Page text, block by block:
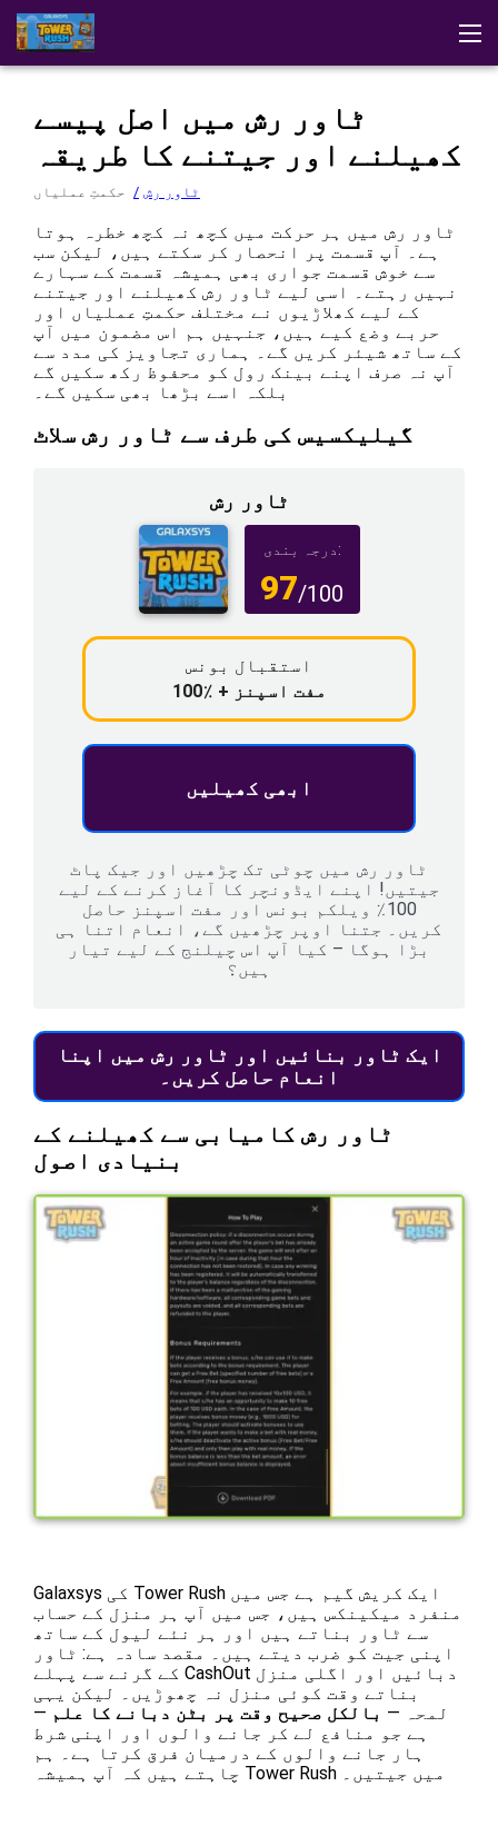
دیگر گلیکسیس کے کھیل
کیسینو میں کھیلیں
ٹاور رش میں اصل پیسے
کھیلنے اور جیتنے کا طریقہ
ٹاور رش حکمتِ عملیاں
ٹاور رش میں ہر حرکت میں کچھ نہ کچھ خطرہ ہوتا
ہے۔ آپ قسمت پر انحصار کر سکتے ہیں، لیکن سب
سے خوش قسمت جواری بھی ہمیشہ قسمت کے سہارے
نہیں رہتے۔ اسی لیے ٹاور رش کھیلنے اور جیتنے
کے لیے کھلاڑیوں نے مختلف حکمتِ عملیاں اور
حربے وضع کیے ہیں، جنہیں ہم اس مضمون میں آپ
کے ساتھ شیئر کریں گے۔ ہماری تجاویز کی مدد سے
آپ نہ صرف اپنے بینک رول کو محفوظ رکھ سکیں گے
بلکہ اسے بڑھا بھی سکیں گے۔
گیلیکسیس کی طرف سے ٹاور رش سلاٹ
ٹاور رش
درجہ بندی:
97/100
استقبال بونس
100٪ + مفت اسپنز
ابھی کھیلیں
ٹاور رش میں چوٹی تک چڑھیں اور جیک پاٹ
جیتیں! اپنے ایڈونچر کا آغاز کرنے کے لیے
100٪ ویلکم بونس اور مفت اسپنز حاصل
کریں۔ جتنا اوپر چڑھیں گے، انعام اتنا ہی
بڑا ہوگا – کیا آپ اس چیلنج کے لیے تیار
ہیں؟
ایک ٹاور بنائیں اور ٹاور رش میں اپنا
انعام حاصل کریں۔
ٹاور رش کامیابی سے کھیلنے کے
بنیادی اصول
Galaxsys کی Tower Rush ایک کریش گیم ہے جس میں
منفرد میکینکس ہیں، جس میں آپ ہر منزل کے حساب
سے ٹاور بناتے ہیں اور ہر نئے لیول کے ساتھ
اپنی جیت کو ضرب دیتے ہیں۔ مقصد سادہ ہے: ٹاور
کے گرنے سے پہلے CashOut دبائیں اور اگلی منزل
بناتے وقت کوئی منزل نہ چھوڑیں۔ لیکن یہی
لمحہ — بالکل صحیح وقت پر بٹن دبانے کا علم —
ہے جو منافع لے کر جانے والوں اور اپنی شرط
ہار جانے والوں کے درمیان فرق کرتا ہے۔ ہم
چاہتے ہیں کہ آپ ہمیشہ Tower Rush میں جیتیں۔